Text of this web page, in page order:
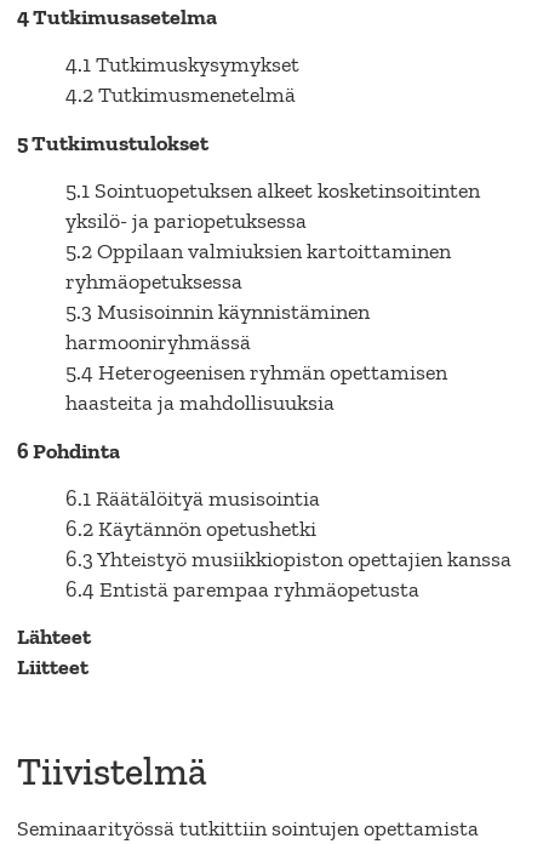
4 Tutkimusasetelma
4.1 Tutkimuskysymykset
4.2 Tutkimusmenetelmä
5 Tutkimustulokset
5.1 Sointuopetuksen alkeet kosketinsoitinten
yksilö- ja pariopetuksessa
5.2 Oppilaan valmiuksien kartoittaminen
ryhmäopetuksessa
5.3 Musisoinnin käynnistäminen
harmooniryhmässä
5.4 Heterogeenisen ryhmän opettamisen
haasteita ja mahdollisuuksia
6 Pohdinta
6.1 Räätälöityä musisointia
6.2 Käytännön opetushetki
6.3 Yhteistyö musiikkiopiston opettajien kanssa
6.4 Entistä parempaa ryhmäopetusta
Lähteet
Liitteet
Tiivistelmä
Seminaarityössä tutkittiin sointujen opettamista